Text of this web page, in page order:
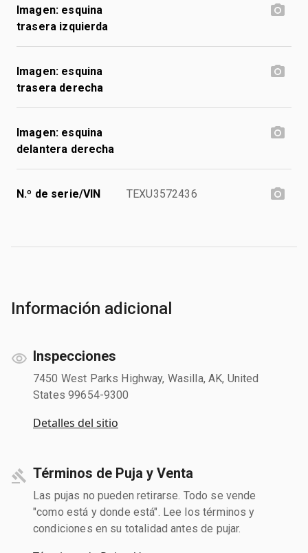
Imagen: esquina
trasera izquierda
Imagen: esquina
trasera derecha
Imagen: esquina
delantera derecha
N.º de serie/VIN TEXU3572436
Información adicional
Inspecciones
7450 West Parks Highway, Wasilla, AK, United
States 99654-9300
Detalles del sitio
Términos de Puja y Venta
Las pujas no pueden retirarse. Todo se vende
"como está y donde está". Lee los términos y
condiciones en su totalidad antes de pujar.